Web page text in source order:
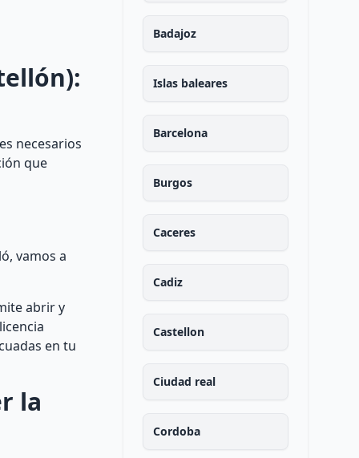
necesarios
que
vamos a
abrir y
en tu
la
Badajoz
Islas baleares
Barcelona
Burgos
Caceres
Cadiz
Castellon
Ciudad real
Cordoba